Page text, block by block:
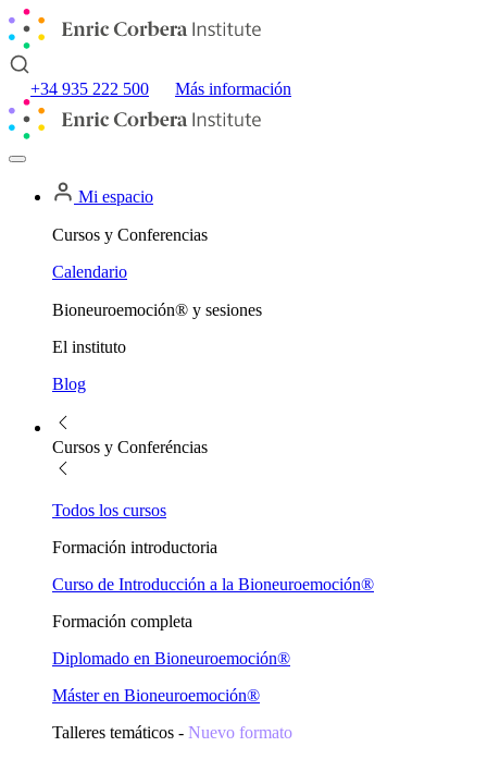
+34 935 222 500 Más información
Mi espacio
Cursos y Conferencias
Calendario
Bioneuroemoción® y sesiones
El instituto
Blog
Cursos y Conferéncias
Todos los cursos
Formación introductoria
Curso de Introducción a la Bioneuroemoción®
Formación completa
Diplomado en Bioneuroemoción®
Máster en Bioneuroemoción®
Talleres temáticos - Nuevo formato